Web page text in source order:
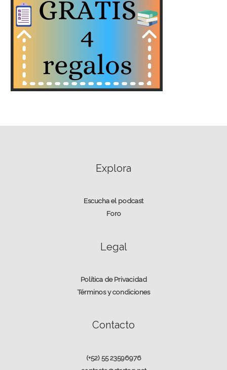
Explora
Escucha el podcast
Foro
Legal
Política de Privacidad
Términos y condiciones
Contacto
(+52) 55 23596976